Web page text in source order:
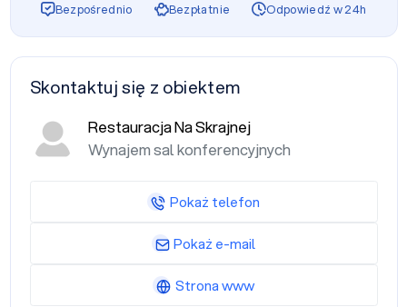
Bezpośrednio Bezpłatnie Odpowiedź w 24h
Skontaktuj się z obiektem
Restauracja Na Skrajnej
Wynajem sal konferencyjnych
Pokaż telefon
Pokaż e-mail
Strona www